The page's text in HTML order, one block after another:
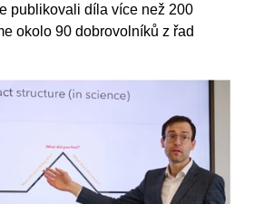
publikovali díla více než 200
okolo 90 dobrovolníků z řad